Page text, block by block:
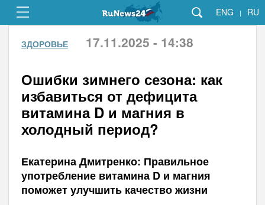
ENG | RU
ЗДОРОВЬЕ 17.11.2025 - 14:38
Ошибки зимнего сезона: как
избавиться от дефицита
витамина D и магния в
холодный период?
Екатерина Дмитренко: Правильное
употребление витамина D и магния
поможет улучшить качество жизни